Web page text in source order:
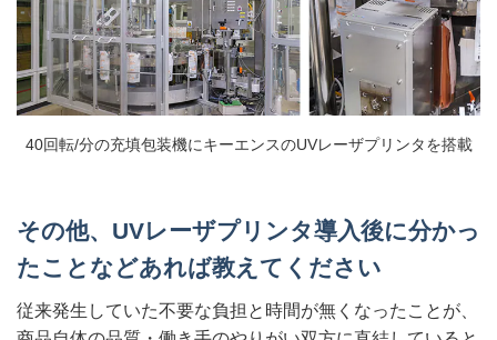
40回転/分の充填包装機にキーエンスのUVレーザプリンタを搭載
その他、UVレーザプリンタ導入後に分かっ
たことなどあれば教えてください
従来発生していた不要な負担と時間が無くなったことが、